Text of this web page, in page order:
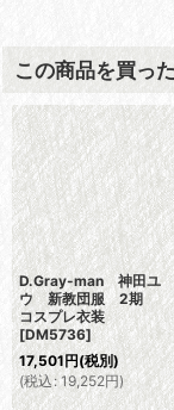
この商品を買っ
D.Gray-man 神田ユ
ウ 新教団服 2期
コスプレ衣装
[DM5736]
17,501円(税別)
(税込: 19,252円)